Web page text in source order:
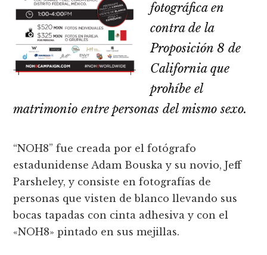
fotográfica en
contra de la
Proposición 8 de
California que
prohíbe el
matrimonio entre personas del mismo sexo.
“NOH8” fue creada por el fotógrafo
estadunidense Adam Bouska y su novio, Jeff
Parsheley, y consiste en fotografías de
personas que visten de blanco llevando sus
bocas tapadas con cinta adhesiva y con el
«NOH8» pintado en sus mejillas.